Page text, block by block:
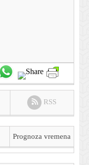
RSS
Prognoza vremena